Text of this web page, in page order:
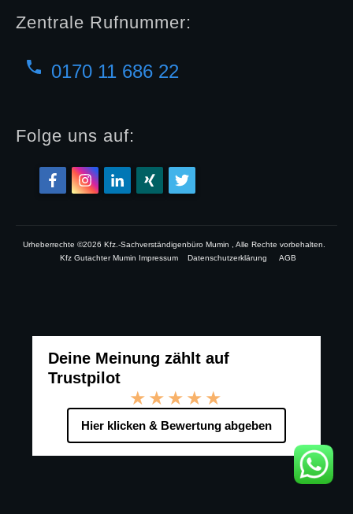
Zentrale Rufnummer:
0170 11 686 22
Folge uns auf:
Urheberrechte ©2026 Kfz.-Sachverständigenbüro Mumin , Alle Rechte vorbehalten.
Kfz Gutachter Mumin Impressum
Datenschutzerklärung AGB
Deine Meinung zählt auf
Trustpilot
★★★★★
Hier klicken & Bewertung abgeben